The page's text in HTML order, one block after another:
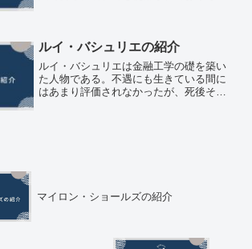
ム・グローブの破綻...
ルイ・バシュリエの紹介
ルイ・バシュリエは金融工学の礎を築い
た人物である。不遇にも生きている間に
はあまり評価されなかったが、死後その
マイロン・ショールズの紹介